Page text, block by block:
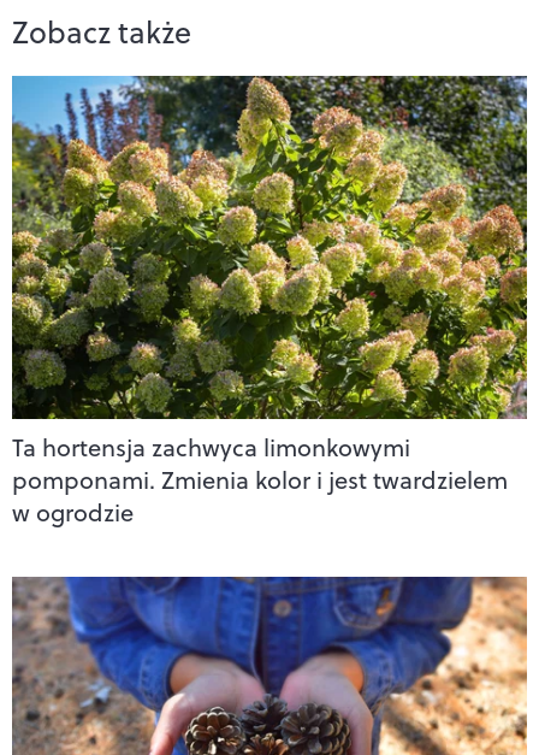
Zobacz także
Ta hortensja zachwyca limonkowymi
pomponami. Zmienia kolor i jest twardzielem
w ogrodzie